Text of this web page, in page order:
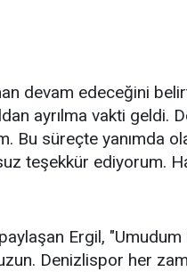
devam edeceğini
ayrılma vakti geldi.
Bu süreçte yanımda
teşekkür ediyorum.
Ergil,
Denizlispor her